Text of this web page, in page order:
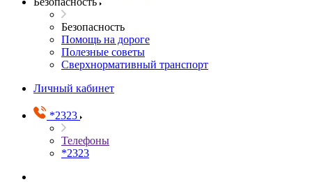
Безопасность
Помощь на дороге
Полезные советы
Сверхнормативный транспорт
Личный кабинет
*2323
Телефоны
*2323